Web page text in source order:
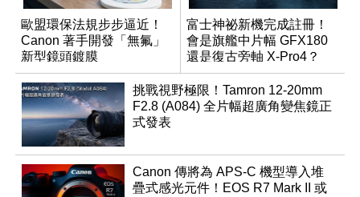
歐盟環保法規步步逼近！
Canon 著手開發「無氟」
新型鏡頭鍍膜
富士神祕新機完成註冊！
會是旗艦中片幅 GFX180
還是復古旁軸 X-Pro4？
挑戰視野極限！Tamron 12-20mm
F2.8 (A084) 全片幅超廣角變焦鏡正
式發表
Canon 傳將為 APS-C 機型導入堆
疊式感光元件！EOS R7 Mark II 或